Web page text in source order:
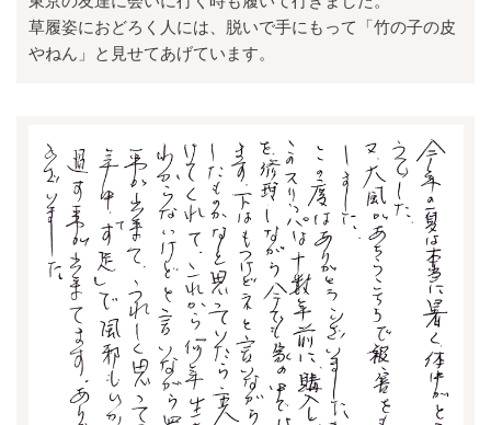
草履姿におどろく人には、脱いで手にもって「竹の子の皮
やねん」と見せてあげています。